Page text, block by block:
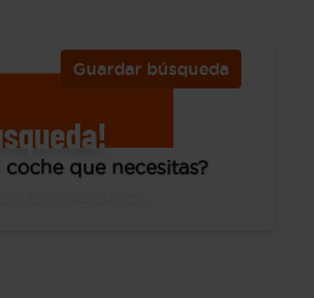
Guardar búsqueda
que necesitas?